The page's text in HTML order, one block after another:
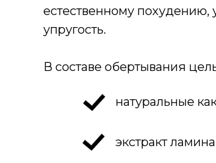
естественному похудению,
упругость.
В составе обертывания
экстракт
натуральные